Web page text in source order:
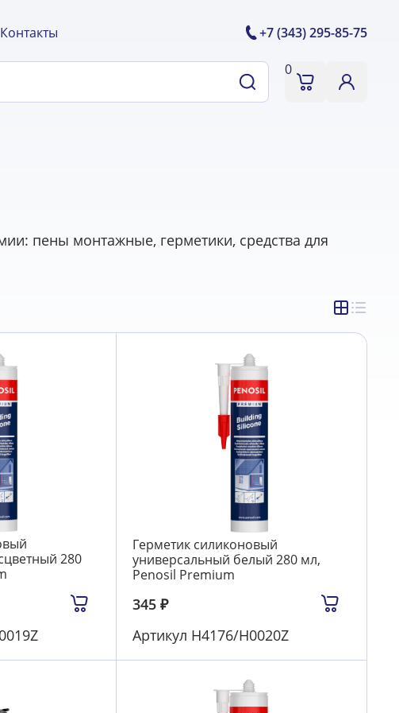
Контакты +7 (343) 295-85-75
0
пены монтажные, герметики, средства для
280
Герметик силиконовый
универсальный белый 280 мл,
Penosil Premium
345 ₽
Артикул Н4176/H0020Z